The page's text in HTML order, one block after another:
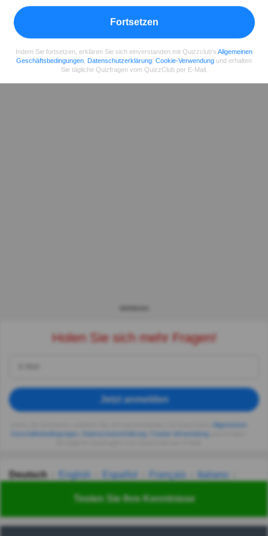
Testen Sie Ihre Kenntnisse
Holen Sie sich mehr Fragen!
Jetzt anmelden
Allgemeinen
Geschäftsbedingungen
Datenschutzerklärung Cookie-Verwendung
Deutsch English Español Français
Italiano
Українська हिन्दी 한국어 汉语
Fortsetzen
Indem Sie fortsetzen, erklären Sie sich einverstanden mit Quizzclub's Allgemeinen
Geschäftsbedingungen Datenschutzerklärung Cookie-Verwendung und erhalten
Sie tägliche Quizfragen vom QuizzClub per E-Mail.